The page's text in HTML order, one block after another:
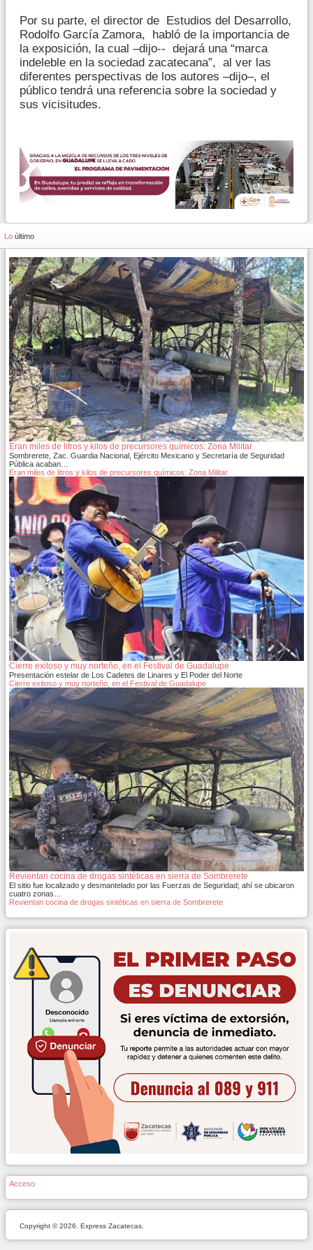
Por su parte, el director de Estudios del Desarrollo,
Rodolfo García Zamora, habló de la importancia de
la exposición, la cual –dijo-- dejará una “marca
indeleble en la sociedad zacatecana”, al ver las
diferentes perspectivas de los autores –dijo–, el
público tendrá una referencia sobre la sociedad y
sus vicisitudes.
Lo último
Eran miles de litros y kilos de precursores químicos: Zona Militar
Sombrerete, Zac. Guardia Nacional, Ejército Mexicano y Secretaría de Seguridad
Pública acaban…
Eran miles de litros y kilos de precursores químicos: Zona Militar
Cierre exitoso y muy norteño, en el Festival de Guadalupe
Presentación estelar de Los Cadetes de Linares y El Poder del Norte
Cierre exitoso y muy norteño, en el Festival de Guadalupe
Revientan cocina de drogas sintéticas en sierra de Sombrerete
El sitio fue localizado y desmantelado por las Fuerzas de Seguridad; ahí se ubicaron
cuatro zonas…
Revientan cocina de drogas sintéticas en sierra de Sombrerete
Acceso
Copyright © 2026. Express Zacatecas.